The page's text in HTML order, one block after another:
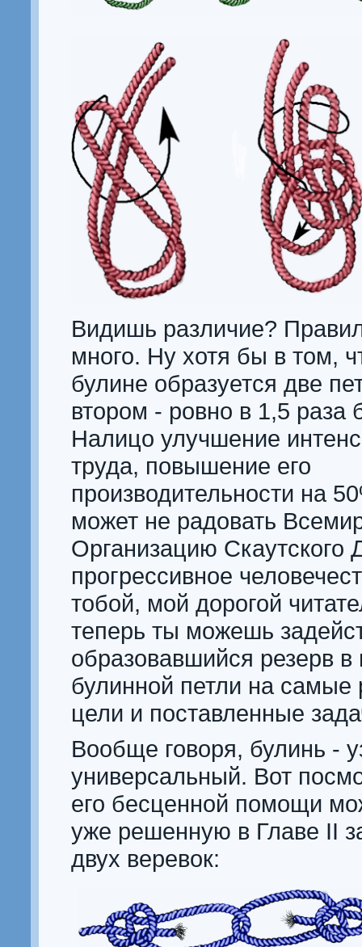
Видишь различие?
много. Ну хотя бы в том,
булине образуется две
втором - ровно в 1,5 раза
Налицо улучшение
труда, повышение его
производительности на
может не радовать
Организацию Скаутского
прогрессивное
тобой, мой дорогой
теперь ты можешь
образовавшийся резерв
булинной петли на самые
цели и поставленные
Вообще говоря, булинь -
универсальный. Вот
его бесценной помощи
уже решенную в Главе II
двух веревок: